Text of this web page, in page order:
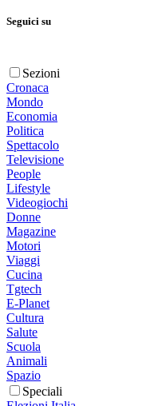
Seguici su
Sezioni
Cronaca
Mondo
Economia
Politica
Spettacolo
Televisione
People
Lifestyle
Videogiochi
Donne
Magazine
Motori
Viaggi
Cucina
Tgtech
E-Planet
Cultura
Salute
Scuola
Animali
Spazio
Speciali